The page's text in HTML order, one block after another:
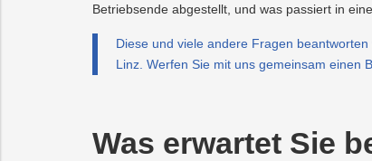
Betriebsende abgestellt, und was passiert in
Diese und viele andere Fragen
Linz. Werfen Sie mit uns gemeinsam einen
Was erwartet Sie